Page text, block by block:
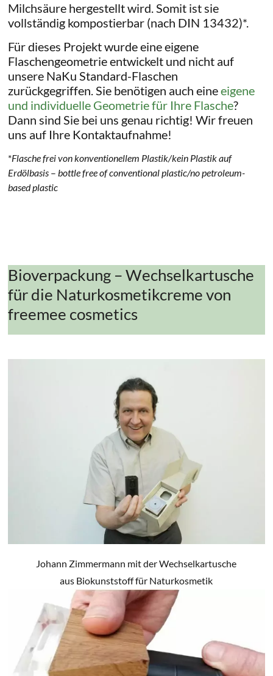
Milchsäure hergestellt wird. Somit ist sie
vollständig kompostierbar (nach DIN 13432)*.
Für dieses Projekt wurde eine eigene
Flaschengeometrie entwickelt und nicht auf
unsere NaKu Standard-Flaschen
zurückgegriffen. Sie benötigen auch eineeigene
und individuelle Geometrie für Ihre Flasche?
Dann sind Sie bei uns genau richtig! Wir freuen
uns auf Ihre Kontaktaufnahme!
*Flasche frei von konventionellem Plastik/kein Plastik auf
Erdölbasis –bottle free of conventional plastic/no petroleum-
based plastic
Bioverpackung – Wechselkartusche
für die Naturkosmetikcreme von
freemee cosmetics
Johann Zimmermann mit der Wechselkartusche
aus Biokunststoff für Naturkosmetik